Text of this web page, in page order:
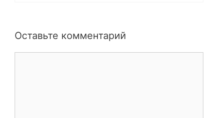
Оставьте комментарий